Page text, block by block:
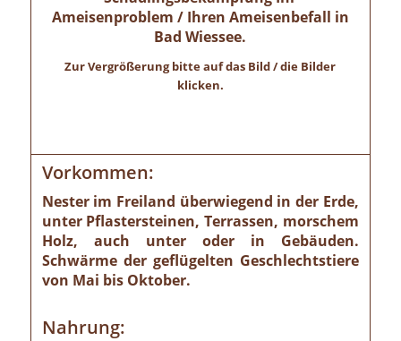
Ameisenproblem / Ihren Ameisenbefall in
Bad Wiessee.
Zur Vergrößerung bitte auf das Bild / die Bilder
klicken.
Vorkommen:
Nester im Freiland überwiegend in der Erde,
unter Pflastersteinen, Terrassen, morschem
Holz, auch unter oder in Gebäuden.
Schwärme der geflügelten Geschlechtstiere
von Mai bis Oktober.
Nahrung: